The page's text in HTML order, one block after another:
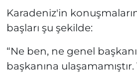
Karadeniz'in
başları şu şekilde:
“Ne ben, ne genel
başkanına ulaşamamıştır.